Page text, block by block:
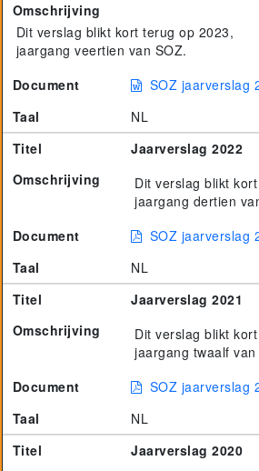
Omschrijving
Dit verslag blikt kort terug op 2023,
jaargang veertien van SOZ.
Document
SOZ jaarverslag
Taal
NL
Titel
Jaarverslag 2022
Omschrijving
Dit verslag blikt
jaargang dertien
Document
SOZ jaarverslag
Taal
NL
Titel
Jaarverslag 2021
Omschrijving
Dit verslag blikt
jaargang twaalf van
Document
SOZ jaarverslag
Taal
NL
Titel
Jaarverslag 2020